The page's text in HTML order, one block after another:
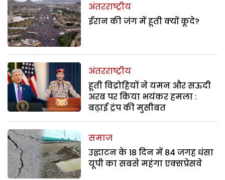
अंतरराष्ट्रीय
ईरान की जंग में हूती क्यों कूदे?
अंतरराष्ट्रीय
हूती विद्रोहियों ने यमन और सऊदी
अरब पर किया भयंकर हमला :
बढ़ाई ट्रंप की मुसीबत
समाज
उद्घाटन के 18 दिन में 84 जगह धंसा
यूपी का सबसे महंगा एक्सप्रेसवे